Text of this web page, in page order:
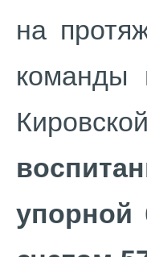
на
команды
упорной